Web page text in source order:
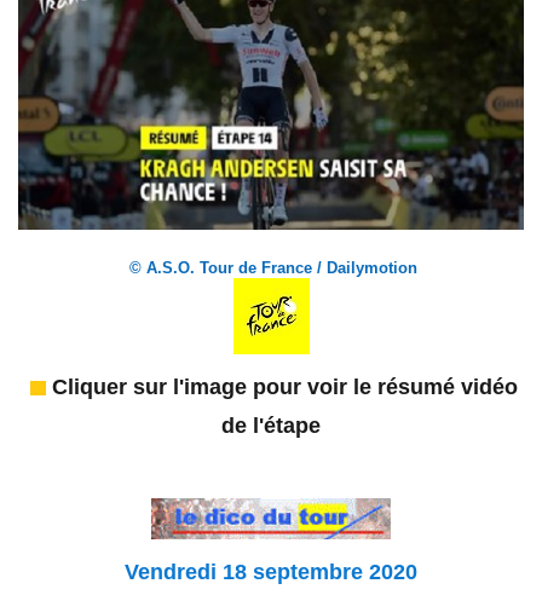
© A.S.O. Tour de France / Dailymotion
Cliquer sur l'image pour voir le résumé vidéo
de l'étape
Vendredi 18 septembre 2020